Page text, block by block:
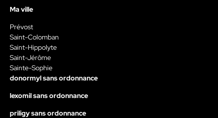
Ma ville
Prévost
Saint-Colomban
Saint-Hippolyte
Saint-Jérôme
Sainte-Sophie
donormyl sans ordonnance
lexomil sans ordonnance
priligy sans ordonnance